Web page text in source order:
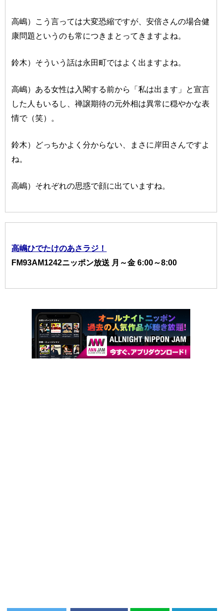
高嶋）こう言っては大変恐縮ですが、安倍さんの場合健
康問題というのも常につきまとってきますよね。
鈴木）そういう話は永田町ではよく出ますよね。
高嶋）ある女性は入閣する前から「私は出ます」と宣言
した人もいるし、禅譲期待の元外相は異常に穏やかな表
情で（笑）。
鈴木）どっちかよく分からない、まさに岸田さんですよ
ね。
高嶋）それぞれの思惑で顔に出ていますね。
高嶋ひでたけのあさラジ！
FM93AM1242ニッポン放送 月～金 6:00～8:00